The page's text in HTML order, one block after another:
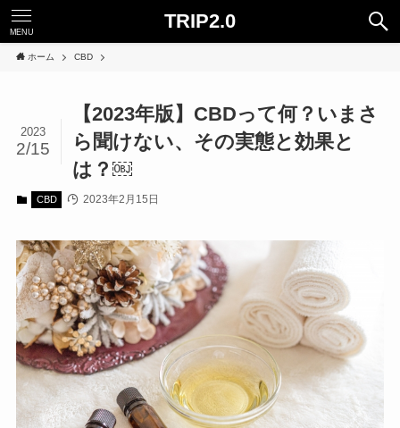
TRIP2.0
MENU
ホーム CBD
【2023年版】CBDって何？いまさ
ら聞けない、その実態と効果と
は？￼
2023
2/15
CBD 2023年2月15日